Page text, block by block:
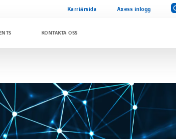
Karriärsida Axess inlogg
KONTAKTA OSS